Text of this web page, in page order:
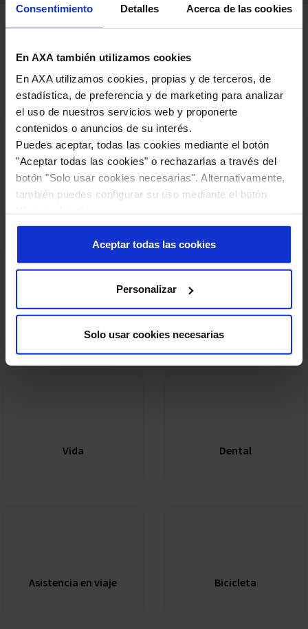
Consentimiento Detalles Acerca de las cookies
En AXA también utilizamos cookies
En AXA utilizamos cookies, propias y de terceros, de
estadística, de preferencia y de marketing para analizar
el uso de nuestros servicios web y proponerte
contenidos o anuncios de su interés.
Puedes aceptar, todas las cookies mediante el botón
"Aceptar todas las cookies" o rechazarlas a través del
botón "Solo usar cookies necesarias". Alternativamente,
también puedes configurar su uso mediante el botón
Más información en nuestraPolítica de Cookies.
Aceptar todas las cookies
Personalizar
Solo usar cookies necesarias
Seguros para cada necesidad
Calcula el precio del seguro que necesitas.
Salud Hogar
Vida Dental
Asistencia en viaje Bicicleta